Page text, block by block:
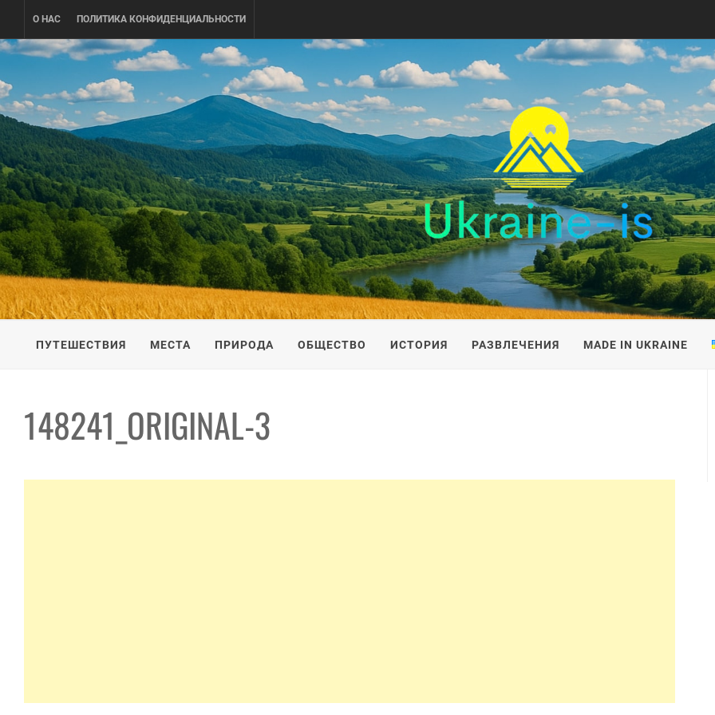
content
О НАС ПОЛИТИКА КОНФИДЕНЦИАЛЬНОСТИ
UKRAINE-IS
ПУТЕШЕСТВИЕ ПО УКРАИНЕ
ПУТЕШЕСТВИЯ МЕСТА ПРИРОДА ОБЩЕСТВО ИСТОРИЯ РАЗВЛЕЧЕНИЯ MADE IN UKRAINE
148241_ORIGINAL-3